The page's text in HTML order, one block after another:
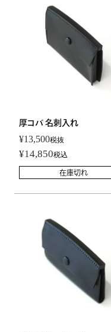
厚コバ 名刺入れ
¥13,500税抜
¥14,850税込
在庫切れ